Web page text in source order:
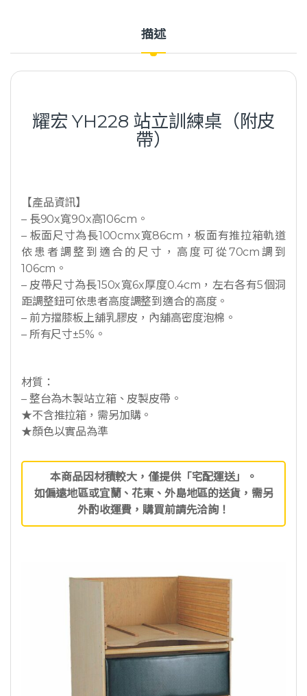
描述
耀宏 YH228 站立訓練桌（附皮
帶）
【產品資訊】
– 長90x寬90x高106cm。
– 板面尺寸為長100cmx寬86cm，板面有推拉箱軌道
依患者調整到適合的尺寸，高度可從70cm調到
106cm。
– 皮帶尺寸為長150x寬6x厚度0.4cm，左右各有5個洞
距調整鈕可依患者高度調整到適合的高度。
– 前方擋膝板上舖乳膠皮，內舖高密度泡棉。
– 所有尺寸±5%。
材質：
– 整台為木製站立箱、皮製皮帶。
★不含推拉箱，需另加購。
★顏色以實品為準
本商品因材積較大，僅提供「宅配運送」。
如偏遠地區或宜蘭、花東、外島地區的送貨，需另
外酌收運費，購買前請先洽詢！